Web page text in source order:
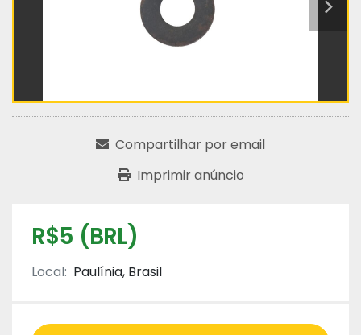
Compartilhar por email
Imprimir anúncio
R$5 (BRL)
Local: Paulínia, Brasil